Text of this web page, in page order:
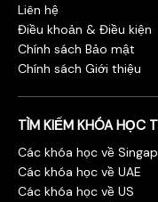
Liên hệ
Điều khoản & Điều kiện
Chính sách Bảo mật
Chính sách Giới thiệu
TÌM KIẾM KHÓA HỌC
Các khóa học về
Các khóa học về UAE
Các khóa học về US